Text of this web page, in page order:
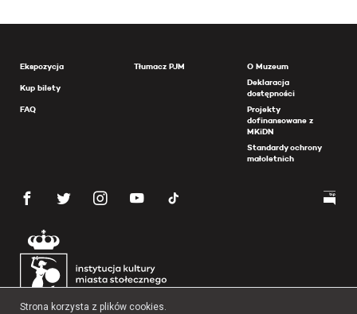
Ekspozycja
Kup bilety
FAQ
Tłumacz PJM
O Muzeum
Deklaracja
dostępności
Projekty
dofinansowane z
MKiDN
Standardy ochrony
małoletnich
Strona korzysta z plików cookies.